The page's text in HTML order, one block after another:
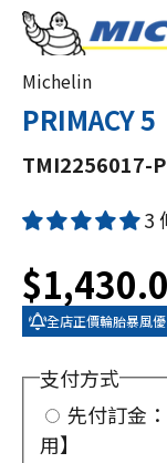
Michelin
PRIMACY 5
TMI2256017-
3
全店正價輪胎暴風
支付方式
先付訂金
用】